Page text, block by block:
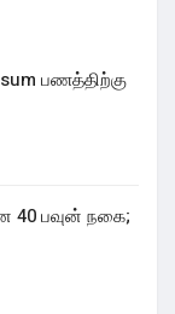
பணத்திற்கு
40 பவுன் நகை;